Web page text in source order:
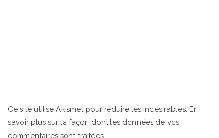
Ce site utilise Akismet pour réduire les indésirables. En
savoir plus sur la façon dont les données de vos
commentaires sont traitées.